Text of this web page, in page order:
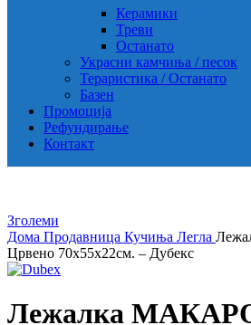
Керамики
Треви
Останато
Украсни камчиња / песок
Тераристика / Останато
Базен
Промоција
Рефундирање
Контакт
Зголеми
Дома Продавница Кучиња Легла
Црвено 70х55х22см. – Дубекс
Лежалка